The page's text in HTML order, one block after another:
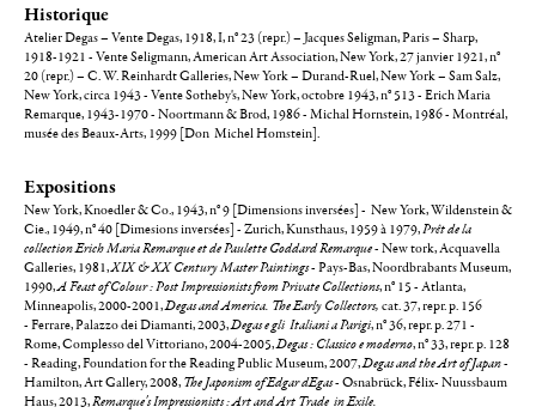
Historique
Atelier Degas – Vente Degas, 1918, I, n° 23 (repr.) – Jacques Seligman, Paris – Sharp,
1918-1921 - Vente Seligmann, American Art Association, New York, 27 janvier 1921, n°
20 (repr.) – C. W. Reinhardt Galleries, New York – Durand-Ruel, New York – Sam Salz,
New York, circa 1943 - Vente Sotheby's, New York, octobre 1943, n° 513 - Erich Maria
Remarque, 1943-1970 - Noortmann & Brod, 1986 - Michal Hornstein, 1986 - Montréal,
musée des Beaux-Arts, 1999 [Don Michel Homstein].
Expositions
New York, Knoedler & Co., 1943, n° 9 [Dimensions inversées] - New York, Wildenstein &
Cie., 1949, n° 40 [Dimesions inversées] - Zurich, Kunsthaus, 1959 à 1979,Prêt de la
collection Erich Maria Remarque et de Paulette Goddard Remarque- New tork, Acquavella
Galleries, 1981,XIX & XX Century Master Paintings- Pays-Bas, Noordbrabants Museum,
1990,A Feast of Colour : Post Impressionists from Private Collections, n° 15 - Atlanta,
Minneapolis, 2000-2001,Degas and America. The Early Collectors, cat. 37, repr. p. 156
- Ferrare, Palazzo dei Diamanti, 2003,Degas e gli Italiani a Parigi, n° 36, repr. p. 271 -
Rome, Complesso del Vittoriano, 2004-2005,Degas : Classico e moderno, n° 33, repr. p. 128
- Reading, Foundation for the Reading Public Museum, 2007,Degas and the Art of Japan-
Hamilton, Art Gallery, 2008, The Japonism of Edgar dEgas- Osnabrück, Félix- Nuussbaum
Haus, 2013,Remarque's Impressionists : Art and Art Trade in Exile.